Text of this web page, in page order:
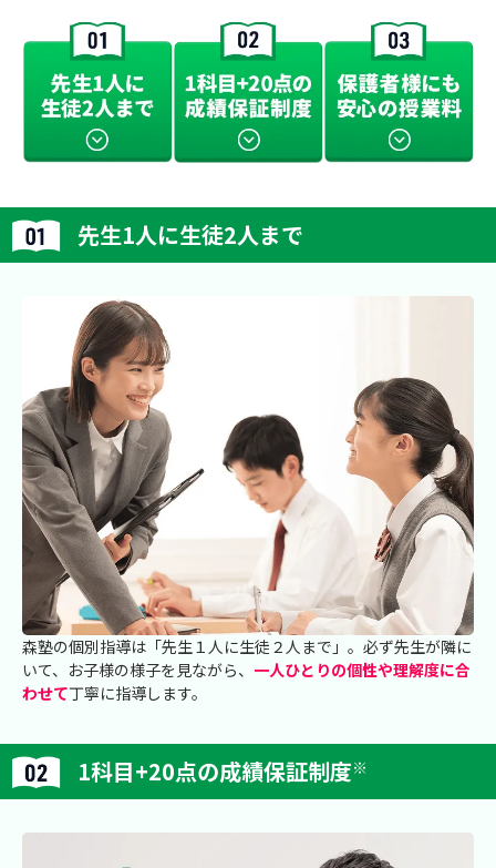
先生1人に生徒2人まで
森塾の個別指導は「先生１人に生徒２人まで」。必ず先生が隣に
いて、お子様の様子を見ながら、 一人ひとりの個性や理解度に合
わせて丁寧に指導します。
1科目+20点の成績保証制度※